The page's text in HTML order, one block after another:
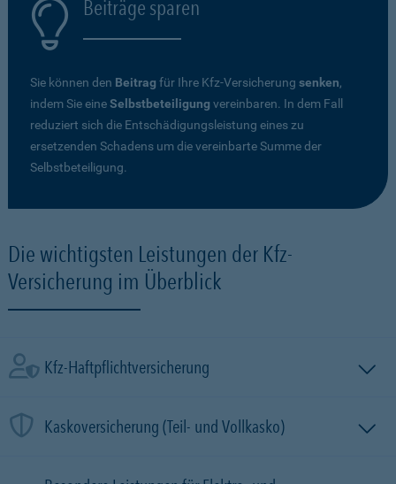
Beiträge sparen
Sie können den Beitrag für Ihre Kfz-Versicherung senken,
indem Sie eineSelbstbeteiligung vereinbaren. In dem Fall
reduziert sich die Entschädigungsleistung eines zu
ersetzenden Schadens um die vereinbarte Summe der
Selbstbeteiligung.
Die wichtigsten Leistungen der Kfz-
Versicherung im Überblick
Kfz-Haftpflichtversicherung
Kaskoversicherung (Teil- und Vollkasko)